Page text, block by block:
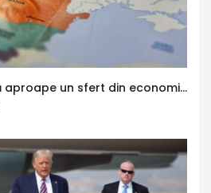
Germania generează aproape un sfert din economia Uniunii Europene, potrivit Eurostat. PIB-ul României ajunge la 380 de miliarde de euro